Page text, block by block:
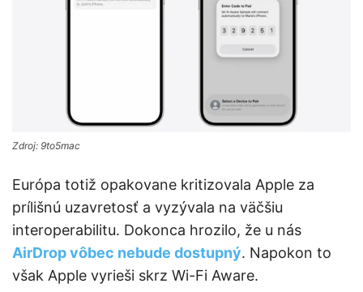
Zdroj: 9to5mac
Európa totiž opakovane kritizovala Apple za
prílišnú uzavretosť a vyzývala na väčšiu
interoperabilitu. Dokonca hrozilo, že u nás
AirDrop vôbec nebude dostupný. Napokon to
však Apple vyrieši skrz Wi-Fi Aware.